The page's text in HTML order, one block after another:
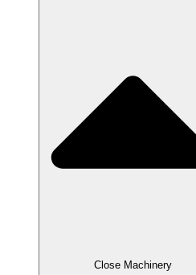
Close Machinery